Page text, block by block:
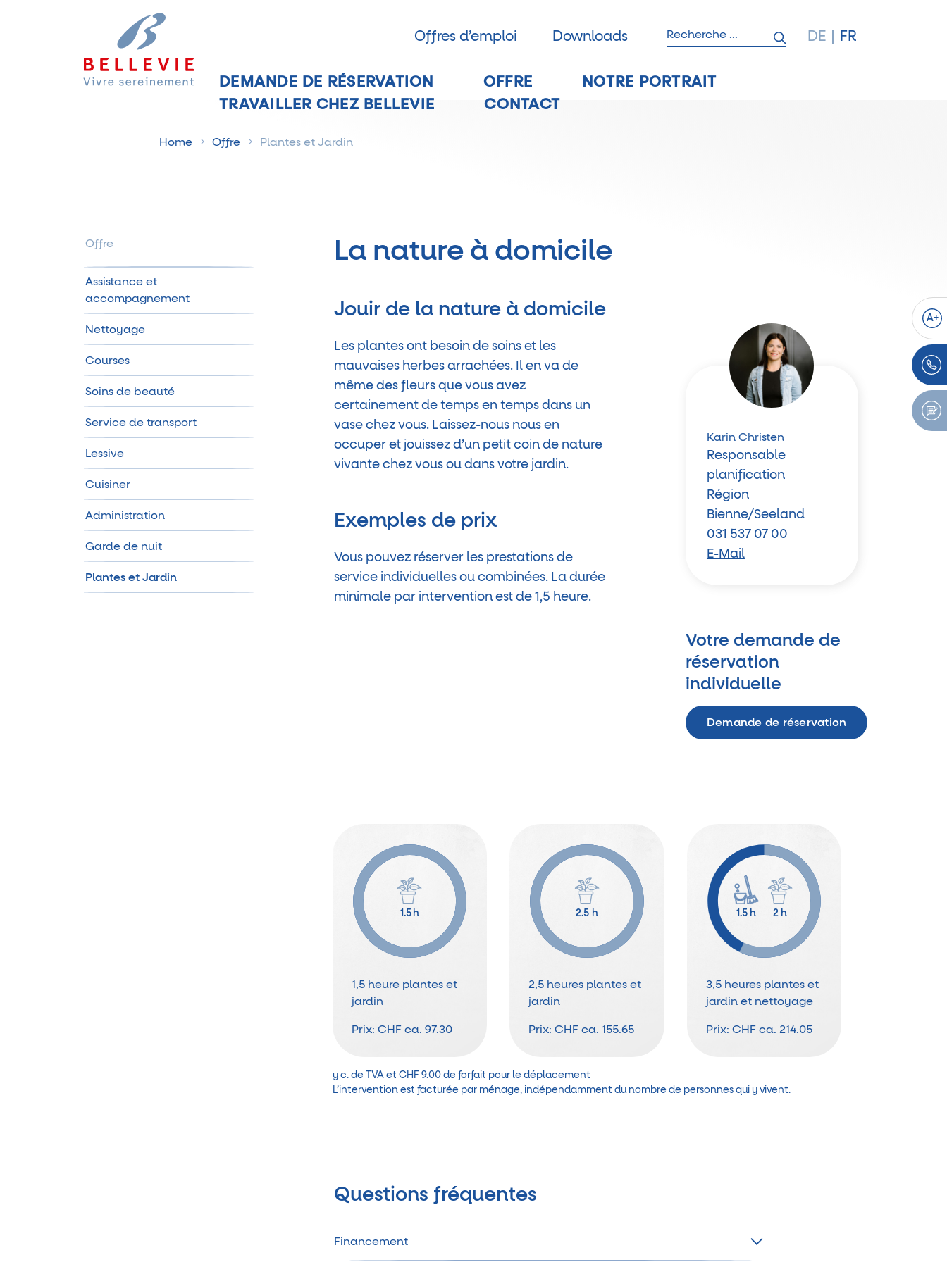
DEMANDE DE RÉSERVATION OFFRE
NOTRE PORTRAIT
TRAVAILLER CHEZ BELLEVIE
CONTACT
Offres d’emploi Downloads DE FR
Suchbegriff eingeben
Home Offre Plantes et Jardin
Offre
Assistance et
accompagnement
Nettoyage
Courses
Soins de beauté
Service de transport
Lessive
Cuisiner
Administration
Garde de nuit
Plantes et Jardin
La nature à domicile
Jouir de la nature à domicile
Les plantes ont besoin de soins et les
mauvaises herbes arrachées. Il en va de
même des fleurs que vous avez
certainement de temps en temps dans un
vase chez vous. Laissez-nous nous en
occuper et jouissez d’un petit coin de nature
vivante chez vous ou dans votre jardin.
Exemples de prix
Vous pouvez réserver les prestations de
service individuelles ou combinées. La durée
minimale par intervention est de 1,5 heure.
Karin Christen
Responsable
planification
Région
Bienne/Seeland
031 537 07 00
E-Mail
Votre demande de
réservation
individuelle
Demande de réservation
1.5 h
1,5 heure plantes et
jardin
Prix: CHF ca. 97.30
2.5 h
2,5 heures plantes et
jardin
Prix:CHF ca. 155.65
1.5 h 2 h
3,5 heures plantes et
jardin et nettoyage
Prix: CHF ca. 214.05
y c. de TVA et CHF 9.00 de forfait pour le déplacement
L’intervention est facturée par ménage, indépendamment du nombre de personnes qui y vivent.
Questions fréquentes
Financement
A+